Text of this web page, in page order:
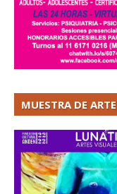
MUESTRA DE ARTE